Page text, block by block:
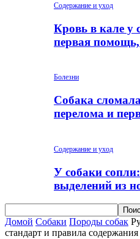
Содержание и уход
Кровь в кале у
первая
Болезни
Собака
перелома и
Содержание и уход
У собаки
выделений из
Домой Собаки Породы собак
стандарт и правила